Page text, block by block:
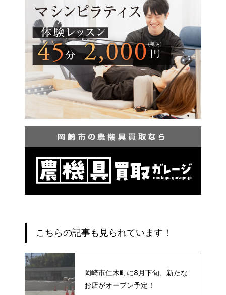
こちらの記事も見られています！
岡崎市仁木町に8月下旬、新たな
お店がオープン予定！